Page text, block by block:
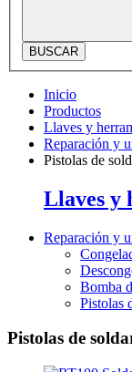
BUSCAR
Inicio
Productos
Llaves y
Reparación y
Pistolas de
Llaves y
Reparación y
Bomba
Pistolas
Pistolas de